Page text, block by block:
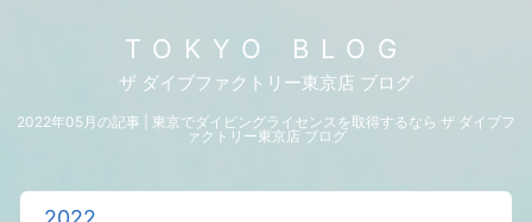
TOKYO BLOG
ザ ダイブファクトリー東京店 ブログ
2022年05月の記事 | 東京でダイビングライセンスを取得するなら ザ ダイブフ
ァクトリー東京店 ブログ